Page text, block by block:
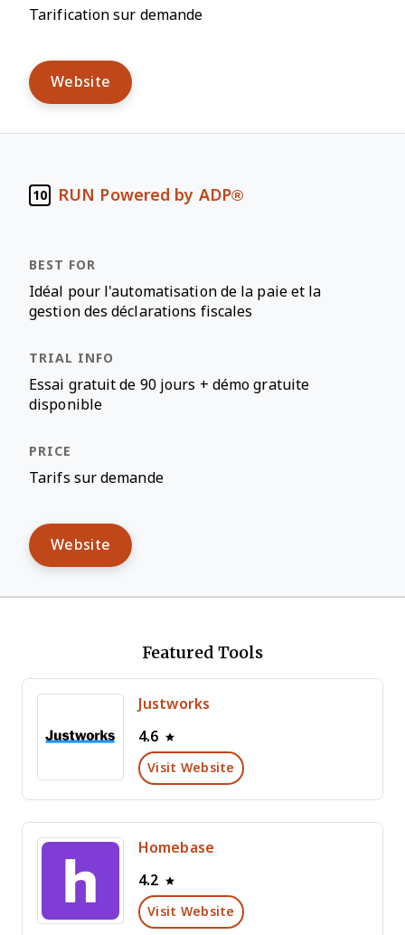
Tarification sur demande
Website
10 RUN Powered by ADP®
Idéal pour l'automatisation de la paie et la
gestion des déclarations fiscales
Essai gratuit de 90 jours + démo gratuite
disponible
Tarifs sur demande
Website
Featured Tools
Justworks
4.6
Visit Website
Homebase
4.2
Visit Website